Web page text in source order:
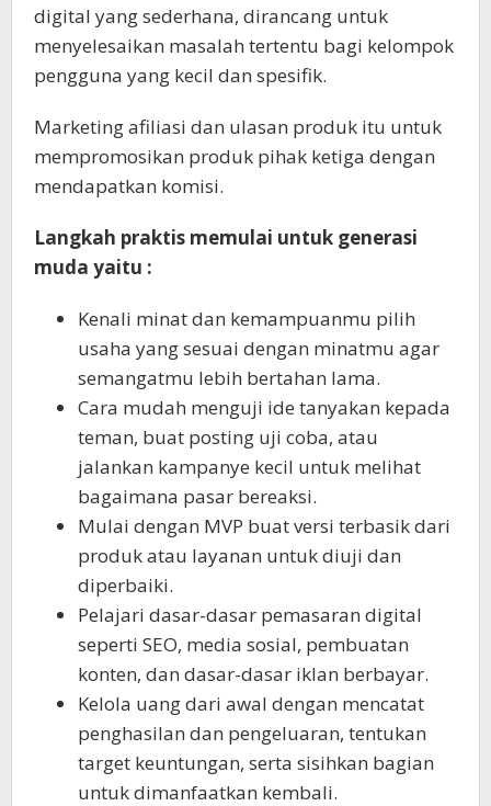
digital yang sederhana, dirancang untuk
menyelesaikan masalah tertentu bagi kelompok
pengguna yang kecil dan spesifik.
Marketing afiliasi dan ulasan produk itu untuk
mempromosikan produk pihak ketiga dengan
mendapatkan komisi.
Langkah praktis memulai untuk generasi
muda yaitu :
Kenali minat dan kemampuanmu pilih
usaha yang sesuai dengan minatmu agar
semangatmu lebih bertahan lama.
Cara mudah menguji ide tanyakan kepada
teman, buat posting uji coba, atau
jalankan kampanye kecil untuk melihat
bagaimana pasar bereaksi.
Mulai dengan MVP buat versi terbasik dari
produk atau layanan untuk diuji dan
diperbaiki.
Pelajari dasar-dasar pemasaran digital
seperti SEO, media sosial, pembuatan
konten, dan dasar-dasar iklan berbayar.
Kelola uang dari awal dengan mencatat
penghasilan dan pengeluaran, tentukan
target keuntungan, serta sisihkan bagian
untuk dimanfaatkan kembali.